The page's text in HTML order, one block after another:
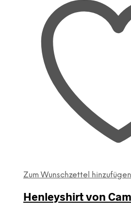
Zum Wunschzettel hinzufügen
Henleyshirt von